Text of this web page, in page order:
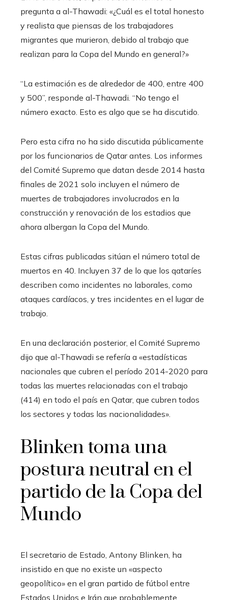
pregunta a al-Thawadi: «¿Cuál es el total honesto
y realista que piensas de los trabajadores
migrantes que murieron, debido al trabajo que
realizan para la Copa del Mundo en general?»
“La estimación es de alrededor de 400, entre 400
y 500”, responde al-Thawadi. “No tengo el
número exacto. Esto es algo que se ha discutido.
Pero esta cifra no ha sido discutida públicamente
por los funcionarios de Qatar antes. Los informes
del Comité Supremo que datan desde 2014 hasta
finales de 2021 solo incluyen el número de
muertes de trabajadores involucrados en la
construcción y renovación de los estadios que
ahora albergan la Copa del Mundo.
Estas cifras publicadas sitúan el número total de
muertos en 40. Incluyen 37 de lo que los qataríes
describen como incidentes no laborales, como
ataques cardíacos, y tres incidentes en el lugar de
trabajo.
En una declaración posterior, el Comité Supremo
dijo que al-Thawadi se refería a «estadísticas
nacionales que cubren el período 2014-2020 para
todas las muertes relacionadas con el trabajo
(414) en todo el país en Qatar, que cubren todos
los sectores y todas las nacionalidades».
Blinken toma una
postura neutral en el
partido de la Copa del
Mundo
El secretario de Estado, Antony Blinken, ha
insistido en que no existe un «aspecto
geopolítico» en el gran partido de fútbol entre
Estados Unidos e Irán que probablemente